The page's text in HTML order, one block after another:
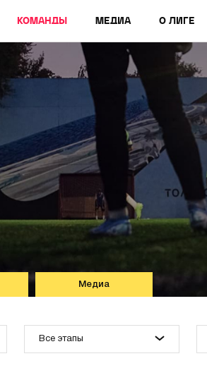
КОМАНДЫ МЕДИА О ЛИГЕ
Медиа
Все этапы